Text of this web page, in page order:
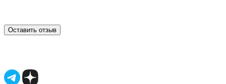
Оставить отзыв